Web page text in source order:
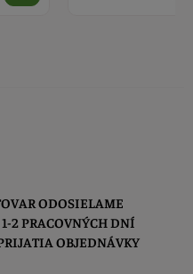
DNÍ